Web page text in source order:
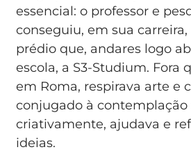
essencial: o professor e
conseguiu, em sua
prédio que, andares logo
escola, a S3-Studium. Fora
em Roma, respirava arte e
conjugado à contemplação
criativamente, ajudava e
ideias.